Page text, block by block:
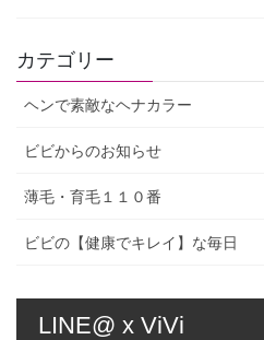
カテゴリー
ヘンで素敵なヘナカラー
ビビからのお知らせ
薄毛・育毛１１０番
ビビの【健康でキレイ】な毎日
LINE@ x ViVi